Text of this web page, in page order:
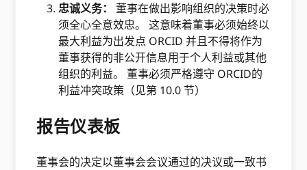
忠诚义务：
​ 董事在做出影响组织的决策时必
须全心全意效忠。 这意味着董事必须始终以
最大利益为出发点 ORCID 并且不得将作为
董事获得的非公开信息用于个人利益或其他
组织的利益。 董事必须严格遵守 ORCID的
利益冲突政策（见第 10.0 节）
报告仪表板
董事会的决定以董事会会议通过的决议或一致书